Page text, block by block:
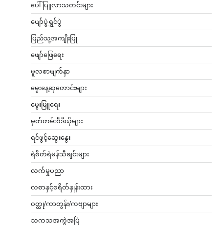
ပေါ်ပြူလာသတင်းများ
ပျော်ပွဲရွှင်ပွဲ
ပြည်သူ့အကျိုးပြု
ဖျော်ဖြေရေး
မူလစာမျက်နှာ
မွေးနေ့ဆုတောင်းများ
မွေးမြူရေး
မှတ်တမ်းဗီဒီယိုများ
ရင်ဖွင့်ဆွေးနွေး
ရဲစိတ်ရဲမန်သီချင်းများ
လက်မှုပညာ
လစာနှင့်စရိတ်နှုန်းထား
ဝတ္ထု/ကာတွန်း/ကဗျာများ
သကသအကွဲအပြဲ